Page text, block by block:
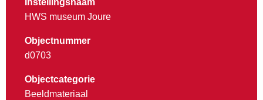
Instellingsnaam
HWS museum Joure
Objectnummer
d0703
Objectcategorie
Beeldmateriaal